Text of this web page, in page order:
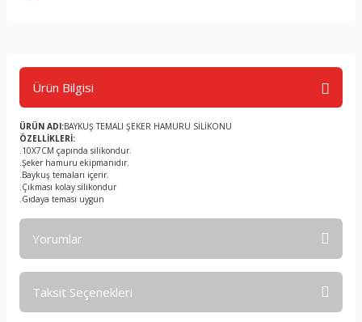
Ürün Bilgisi
ÜRÜN ADI:BAYKUŞ TEMALI ŞEKER HAMURU SİLİKONU
ÖZELLİKLERİ:
.10X7CM çapında silikondur.
.Şeker hamuru ekipmanıdır.
.Baykuş temaları içerir.
.Çıkması kolay silikondur
.Gıdaya teması uygun
Yorumlar
Taksit Seçenekleri